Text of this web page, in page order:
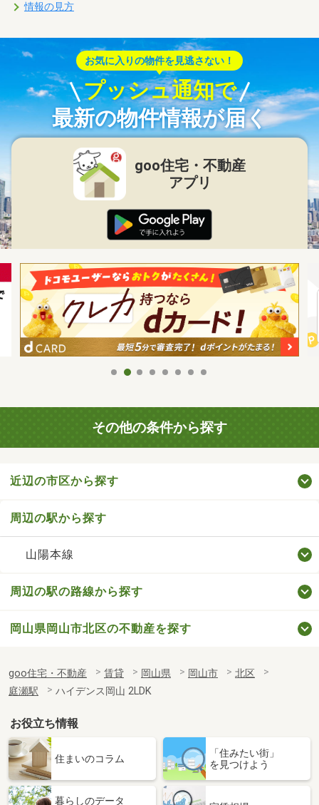
情報の見方
お気に入りの物件を見逃さない！
プッシュ通知で
最新の物件情報が届く
goo住宅・不動産
アプリ
その他の条件から探す
近辺の市区から探す
周辺の駅から探す
山陽本線
周辺の駅の路線から探す
岡山県岡山市北区の不動産を探す
goo住宅・不動産 賃貸 岡山県 岡山市
北区
庭瀬駅
ハイデンス岡山 2LDK
お役立ち情報
住まいのコラム
「住みたい街」
を見つけよう
暮らしのデータ